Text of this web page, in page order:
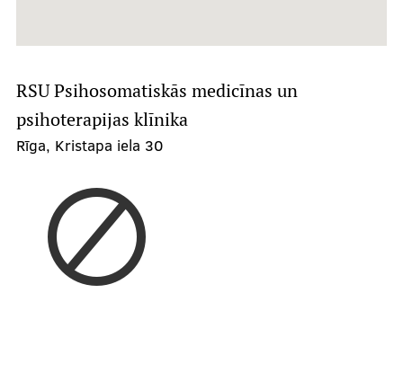
RSU Psihosomatiskās medicīnas un
psihoterapijas klīnika
Rīga, Kristapa iela 30